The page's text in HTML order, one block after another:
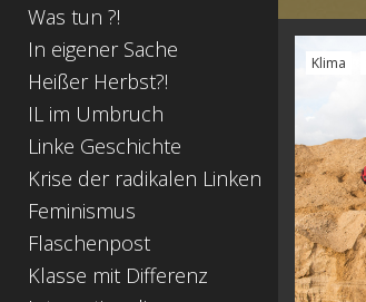
Was tun ?!
In eigener Sache
Heißer Herbst?!
IL im Umbruch
Linke Geschichte
Krise der radikalen Linken
Feminismus
Flaschenpost
Klasse mit Differenz
Klima